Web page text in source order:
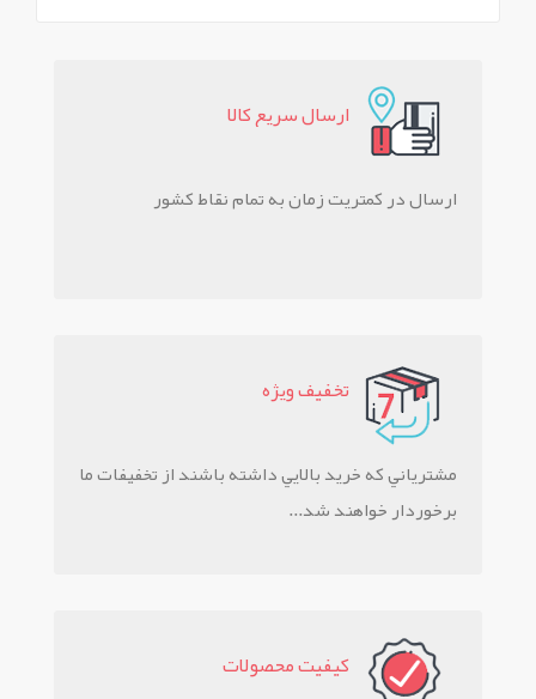
ارسال سريع کالا
ارسال در کمتریت زمان به تمام نقاط کشور
تخفيف ويژه
مشترياني که خريد بالايي داشته باشند از تخفيفات ما
برخوردار خواهند شد...
کيفيت محصولات